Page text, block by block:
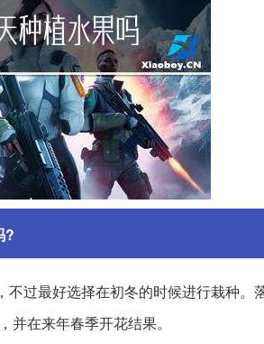
?
不过最好选择在初冬的时候进行栽种
并在来年春季开花结果。